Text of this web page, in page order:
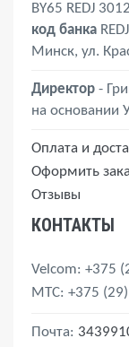
BY65 REDJ
код банка
Минск, ул.
Директор -
на основании
Оплата и
Оформить
Отзывы
КОНТАКТЫ
Velcom: +375
MTС: +375
Почта: